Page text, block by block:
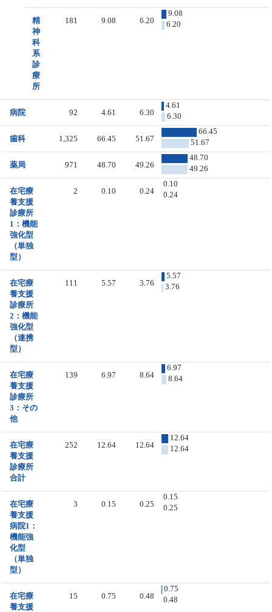
精
神
科
系
診
療
所
181 9.08 6.20
9.08
6.20
病院 92 4.61 6.30
4.61
6.30
歯科 1,325 66.45 51.67
66.45
51.67
薬局 971 48.70 49.26
48.70
49.26
在宅療
養支援
診療所
1：機能
強化型
（単独
型）
2 0.10 0.24
0.10
0.24
在宅療
養支援
診療所
2：機能
強化型
（連携
型）
111 5.57 3.76
5.57
3.76
在宅療
養支援
診療所
3：その
他
139 6.97 8.64
6.97
8.64
在宅療
養支援
診療所
合計
252 12.64 12.64
12.64
12.64
在宅療
養支援
病院1：
機能強
化型
（単独
型）
3 0.15 0.25
0.15
0.25
在宅療
養支援
15 0.75 0.48
0.75
0.48